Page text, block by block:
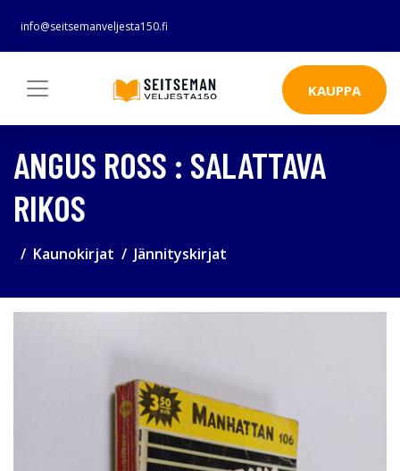
info@seitsemanveljesta150.fi
KAUPPA
ANGUS ROSS : SALATTAVA
RIKOS
Kaunokirjat Jännityskirjat